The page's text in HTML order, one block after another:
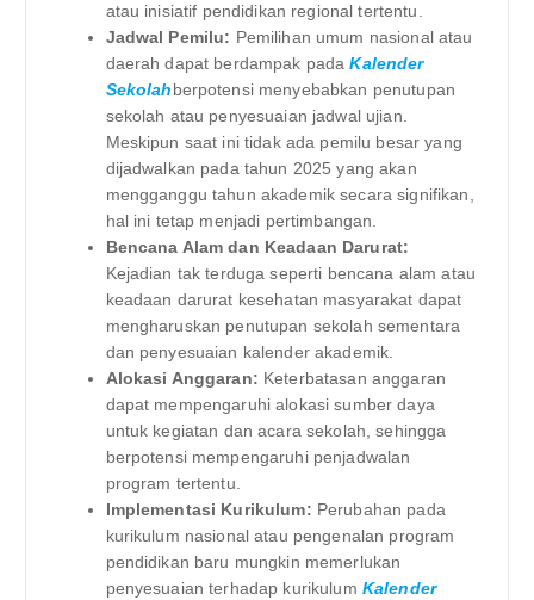
atau inisiatif pendidikan regional tertentu.
Jadwal Pemilu: Pemilihan umum nasional atau
daerah dapat berdampak padaKalender
Sekolahberpotensi menyebabkan penutupan
sekolah atau penyesuaian jadwal ujian.
Meskipun saat ini tidak ada pemilu besar yang
dijadwalkan pada tahun 2025 yang akan
mengganggu tahun akademik secara signifikan,
hal ini tetap menjadi pertimbangan.
Bencana Alam dan Keadaan Darurat:
Kejadian tak terduga seperti bencana alam atau
keadaan darurat kesehatan masyarakat dapat
mengharuskan penutupan sekolah sementara
dan penyesuaian kalender akademik.
Alokasi Anggaran: Keterbatasan anggaran
dapat mempengaruhi alokasi sumber daya
untuk kegiatan dan acara sekolah, sehingga
berpotensi mempengaruhi penjadwalan
program tertentu.
Implementasi Kurikulum: Perubahan pada
kurikulum nasional atau pengenalan program
pendidikan baru mungkin memerlukan
penyesuaian terhadap kurikulum Kalender